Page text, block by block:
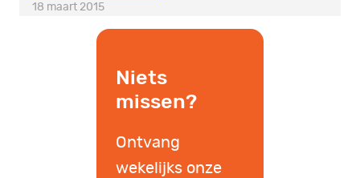
18 maart 2015
Niets
missen?
Ontvang
wekelijks onze